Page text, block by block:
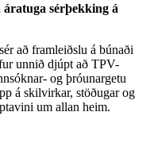
sérþekking á
að framleiðslu á búnaði
unnið djúpt að TPV-
og þróunargetu
á skilvirkar, stöðugar og
um allan heim.